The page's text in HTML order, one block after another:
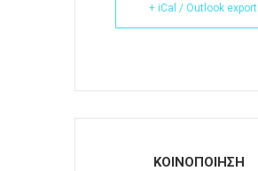
+ iCal / Outlook export
ΚΟΙΝΟΠΟΙΗΣΗ